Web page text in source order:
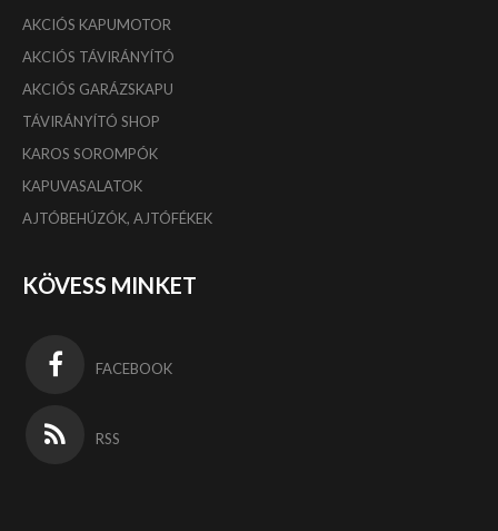
AKCIÓS KAPUMOTOR
AKCIÓS TÁVIRÁNYÍTÓ
AKCIÓS GARÁZSKAPU
TÁVIRÁNYÍTÓ SHOP
KAROS SOROMPÓK
KAPUVASALATOK
AJTÓBEHÚZÓK, AJTÓFÉKEK
KÖVESS MINKET
FACEBOOK
RSS